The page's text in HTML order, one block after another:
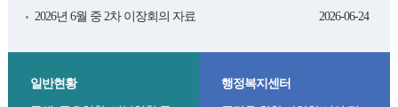
2026년 6월 중 2차 이장회의 자료
2026-06-24
일반현황 행정복지센터